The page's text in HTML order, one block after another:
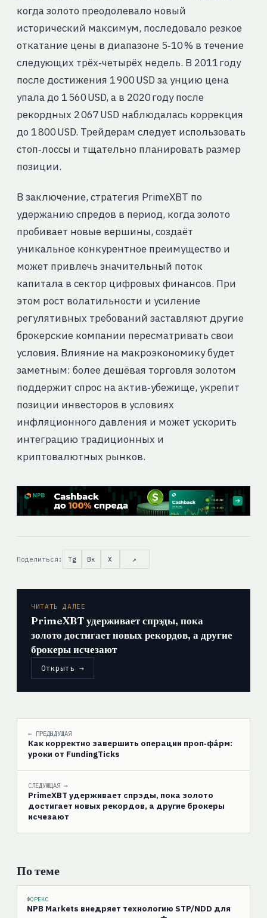
когда золото преодолевало новый
исторический максимум, последовало резкое
откатание цены в диапазоне 5‑10 % в течение
следующих трёх‑четырёх недель. В 2011 году
после достижения 1 900 USD за унцию цена
упала до 1 560 USD, а в 2020 году после
рекордных 2 067 USD наблюдалась коррекция
до 1 800 USD. Трейдерам следует использовать
стоп‑лоссы и тщательно планировать размер
позиции.
В заключение, стратегия PrimeXBT по
удержанию спредов в период, когда золото
пробивает новые вершины, создаёт
уникальное конкурентное преимущество и
может привлечь значительный поток
капитала в сектор цифровых финансов. При
этом рост волатильности и усиление
регулятивных требований заставляют другие
брокерские компании пересматривать свои
условия. Влияние на макроэкономику будет
заметным: более дешёвая торговля золотом
поддержит спрос на актив‑убежище, укрепит
позиции инвесторов в условиях
инфляционного давления и может ускорить
интеграцию традиционных и
криптовалютных рынков.
Поделиться: Tg Вк X ↗
ЧИТАТЬ ДАЛЕЕ
PrimeXBT удерживает спрэды, пока
золото достигает новых рекордов, а другие
брокеры исчезают
Открыть →
← ПРЕДЫДУЩАЯ
Как корректно завершить операции проп‑фа́рм:
уроки от FundingTicks
СЛЕДУЮЩАЯ →
PrimeXBT удерживает спрэды, пока золото
достигает новых рекордов, а другие брокеры
исчезают
По теме
ФОРЕКС
NPB Markets внедряет технологию STP/NDD для